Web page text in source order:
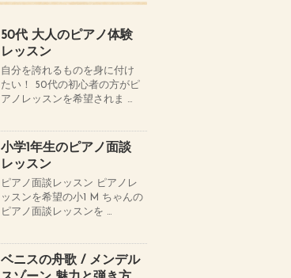
50代 大人のピアノ体験
レッスン
自分を誇れるものを身に付け
たい！ 50代の初心者の方がピ
アノレッスンを希望されま …
小学1年生のピアノ面談
レッスン
ピアノ面談レッスン ピアノレ
ッスンを希望の小1 M ちゃんの
ピアノ面談レッスンを …
ベニスの舟歌 / メンデル